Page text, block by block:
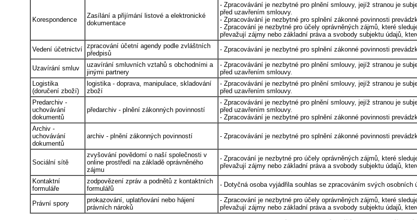
Korespondence
Zasílání a přijímání listové a elektronické
dokumentace
- Zpracovávání je nezbytné pro plnění smlouvy, jejíž stranou je
před uzavřením smlouvy.
- Zpracovávání je nezbytné pro splnění zákonné povinnosti
- Zpracování je nezbytné pro účely oprávněných zájmů, které
převažují zájmy nebo základní práva a svobody subjektu údajů,
Vedení účetnictví zpracování účetní agendy podle zvláštních
předpisů
- Zpracovávání je nezbytné pro splnění zákonné povinnosti
Uzavírání smluv
uzavírání smluvních vztahů s obchodními a
jinými partnery
- Zpracovávání je nezbytné pro plnění smlouvy, jejíž stranou je
před uzavřením smlouvy.
Logistika
(doručení zboží)
logistika - doprava, manipulace, skladování
zboží
- Zpracovávání je nezbytné pro plnění smlouvy, jejíž stranou je
před uzavřením smlouvy.
Predarchiv -
uchovávání
dokumentů
předarchiv - plnění zákonných povinností
- Zpracovávání je nezbytné pro plnění smlouvy, jejíž stranou je
před uzavřením smlouvy.
- Zpracovávání je nezbytné pro splnění zákonné povinnosti
Archiv -
uchovávání
dokumentů
archiv - plnění zákonných povinností - Zpracovávání je nezbytné pro splnění zákonné povinnosti
Sociální sítě
zvyšování povědomí o naší společnosti v
online prostředí na základě oprávněného
zájmu
- Zpracování je nezbytné pro účely oprávněných zájmů, které
převažují zájmy nebo základní práva a svobody subjektu údajů,
Kontaktní
formuláře
zodpovězení zpráv a podnětů z kontaktních
formulářů
- Dotyčná osoba vyjádřila souhlas se zpracováním svých osobních
Právní spory
prokazování, uplatňování nebo hájení
právních nároků
- Zpracování je nezbytné pro účely oprávněných zájmů, které
převažují zájmy nebo základní práva a svobody subjektu údajů,